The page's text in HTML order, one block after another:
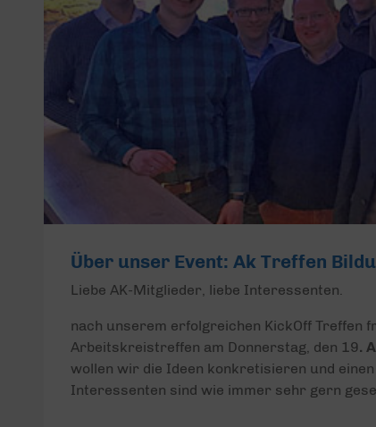
Über unser Event: Ak Treffen
Liebe AK-Mitglieder, liebe Interessenten.
nach unserem erfolgreichen KickOff Treffen
Arbeitskreistreffen am Donnerstag, den 19.
wollen wir die Ideen konkretisieren und
Interessenten sind wie immer sehr gern